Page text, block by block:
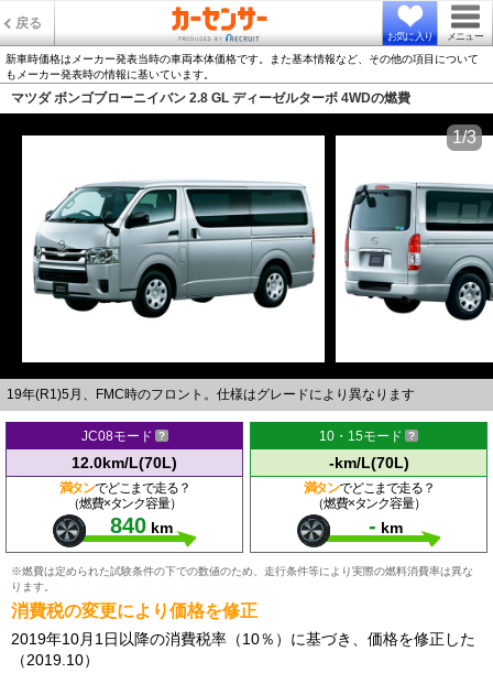
戻る
お気に入り メニュー
新車時価格はメーカー発表当時の車両本体価格です。また基本情報など、その他の項目について
もメーカー発表時の情報に基いています。
マツダ ボンゴブローニイバン 2.8 GL ディーゼルターボ 4WDの燃費
19年(R1)5月、FMC時のフロント。仕様はグレードにより異なります
1/3
JC08モード
12.0km/L(70L)
満タンでどこまで走る？
（燃費×タンク容量）
840 km
10・15モード
-km/L(70L)
満タンでどこまで走る？
（燃費×タンク容量）
- km
※燃費は定められた試験条件の下での数値のため、走行条件等により実際の燃料消費率は異な
ります。
消費税の変更により価格を修正
2019年10月1日以降の消費税率（10％）に基づき、価格を修正した
（2019.10）